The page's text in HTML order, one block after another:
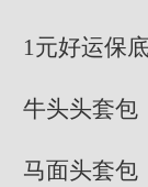
1元好运保
牛头头套包
马面头套包